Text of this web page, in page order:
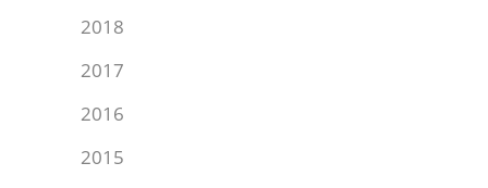
2018
2017
2016
2015